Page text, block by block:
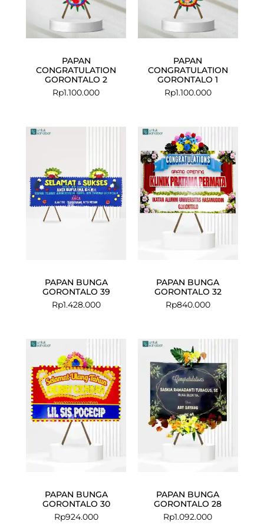
PAPAN
CONGRATULATION
GORONTALO 2
Rp1.100.000
PAPAN
CONGRATULATION
GORONTALO 1
Rp1.100.000
PAPAN BUNGA
GORONTALO 39
Rp1.428.000
PAPAN BUNGA
GORONTALO 32
Rp840.000
PAPAN BUNGA
GORONTALO 30
Rp924.000
PAPAN BUNGA
GORONTALO 28
Rp1.092.000